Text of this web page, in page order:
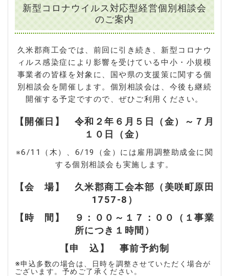
新型コロナウイルス対応型経営個別相談会
のご案内
久米郡商工会では、前回に引き続き、新型コロナウ
ィルス感染症により影響を受けている中小・小規模
事業者の皆様を対象に、国や県の支援策に関する個
別相談会を開催します。個別相談会は、今後も継続
開催する予定ですので、ぜひご利用ください。
【開催日】 令和２年６月５日（金）～７月
１０日（金）
※6/11（木）、6/19（金）には雇用調整助成金に関
する個別相談会も実施します。
【会 場】 久米郡商工会本部（美咲町原田
1757-8）
【時 間】 ９：００～１７：００（１事業
所につき１時間）
【申 込】 事前予約制
※申込多数の場合は、日時を調整させていただく場合が
ございます。予めご了承ください。